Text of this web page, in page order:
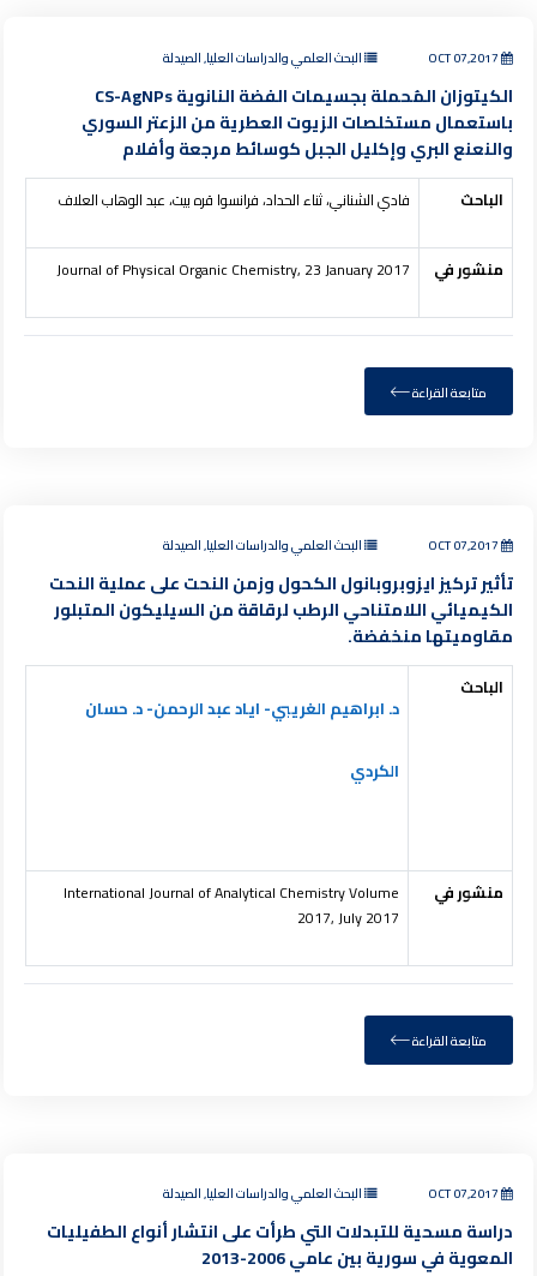
البحث العلمي والدراسات العليا, الصيدلة
الكيتوزان المُحملة بجسيمات الفضة النانوية CS-AgNPs
باستعمال مستخلصات الزيوت العطرية من الزعتر السوري
والنعنع البري وإكليل الجبل كوسائط مرجعة وأفلام
الباحث فادي الشناني، ثناء الحداد، فرانسوا قره بيت، عبد الوهاب العلاف
منشور في Journal of Physical Organic Chemistry, 23 January 2017
متابعة القراءة
البحث العلمي والدراسات العليا, الصيدلة
تأثير تركيز ايزوبروبانول الكحول وزمن النحت على عملية النحت
الكيميائي اللامتناحي الرطب لرقاقة من السيليكون المتبلور
مقاوميتها منخفضة.
الباحث
د. ابراهيم الغريبي- اياد عبد الرحمن- د. حسان
الكردي
منشور في
International Journal of Analytical Chemistry Volume
2017, July 2017
متابعة القراءة
البحث العلمي والدراسات العليا, الصيدلة
دراسة مسحية للتبدلات التي طرأت على انتشار أنواع الطفيليات
المعوية في سورية بين عامي 2006-2013